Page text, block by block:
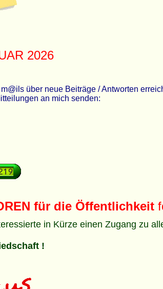
2026
über neue Beiträge / Antworten
an mich senden:
für die Öffentlichkeit
in Kürze einen Zugang zu
!